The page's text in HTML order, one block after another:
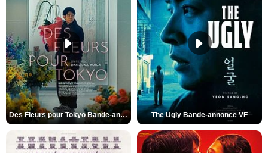
Des Fleurs pour Tokyo Bande-annonce VO STFR The Ugly Bande-annonce VF